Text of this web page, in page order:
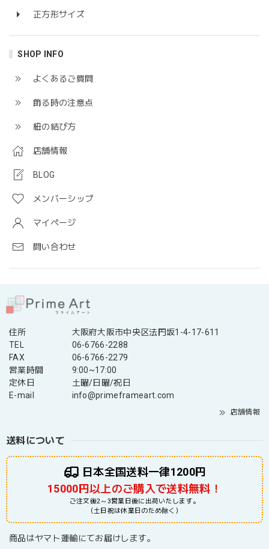
正方形サイズ
SHOP INFO
よくあるご質問
飾る時の注意点
紐の結び方
店舗情報
BLOG
メンバーシップ
マイページ
問い合わせ
住所
大阪府大阪市中央区法円坂1-4-17-611
TEL
06-6766-2288
FAX
06-6766-2279
営業時間
9:00~17:00
定休日
土曜/日曜/祝日
E-mail
info@primeframeart.com
店舗情報
送料について
日本全国送料一律1200円
15000円以上のご購入で送料無料！
ご注文後2～3営業日後に出荷いたします。
（土日祝は休業日のため除く）
商品はヤマト運輸にてお届けします。